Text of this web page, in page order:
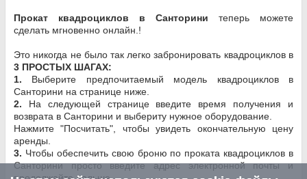
Прокат квадроциклов в Санторини теперь можете
сделать мгновенно онлайн.!
Это никогда не было так легко забронировать квадроциклов в
3 ПРОСТЫХ ШАГАХ:
1. Выберите предпочитаемый модель квадроциклов в
Санторини на странице ниже.
2. На следующей странице введите время получения и
возврата в Санторини и выбериту нужное оборудование.
Нажмите "Посчитать", чтобы увидеть окончательную цену
аренды.
3. Чтобы обеспечить свою броню по проката квадроциклов в
Санторини просто введите адрес электронной почты и